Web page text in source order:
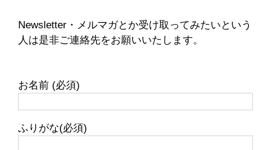
Newsletter・メルマガとか受け取ってみたいという
人は是非ご連絡先をお願いいたします。
お名前 (必須)
ふりがな(必須)